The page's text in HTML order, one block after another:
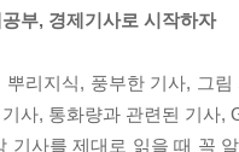
부, 경제기사로 시작하자
뿌리지식, 풍부한 기사, 그
사, 통화량과 관련된 기사,
기사를 제대로 읽을 때 꼭